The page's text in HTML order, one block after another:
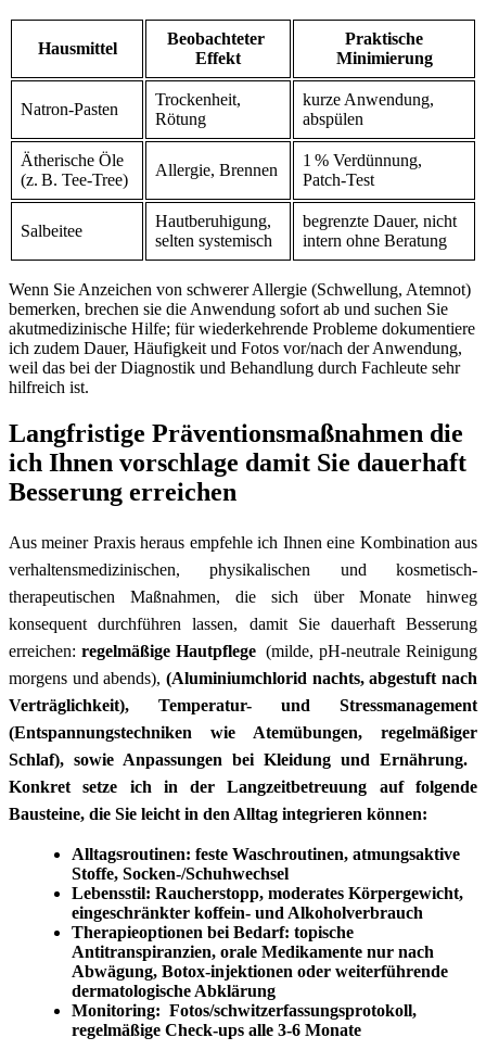
Hausmittel
Beobachteter ​
Effekt
Praktische
‌Minimierung
Natron‑Pasten
Trockenheit,
⁤Rötung
kurze Anwendung,
abspülen
Ätherische ⁣Öle‍
(z. B.‍ Tee‑Tree)
Allergie, ⁤Brennen
1 % Verdünnung,
Patch‑Test
Salbeitee
Hautberuhigung,
selten systemisch
begrenzte Dauer, nicht
intern ohne⁤ Beratung
Wenn​ Sie Anzeichen von schwerer Allergie (Schwellung, Atemnot)
bemerken, brechen ⁢sie die Anwendung sofort ab⁤ und suchen Sie
akutmedizinische Hilfe; ​für wiederkehrende Probleme dokumentiere
ich zudem Dauer, Häufigkeit und Fotos vor/nach‌ der Anwendung,
‍weil das‌ bei der Diagnostik und Behandlung durch Fachleute sehr
hilfreich ⁤ist.
Langfristige Präventionsmaßnahmen die
ich ⁣Ihnen vorschlage‍ damit Sie dauerhaft
Besserung ‌erreichen
Aus meiner ​Praxis heraus empfehle ich Ihnen eine Kombination aus
verhaltensmedizinischen, physikalischen und kosmetisch-
therapeutischen ​Maßnahmen, die sich über ​Monate hinweg
konsequent durchführen lassen, damit Sie dauerhaft Besserung
erreichen:⁢ regelmäßige Hautpflege​ (milde, pH-neutrale Reinigung
morgens und abends),‌ (Aluminiumchlorid ‌nachts, ‌abgestuft nach
⁣Verträglichkeit), Temperatur- und⁣ Stressmanagement
(Entspannungstechniken wie Atemübungen,⁤ regelmäßiger
Schlaf), sowie Anpassungen bei ⁢Kleidung und Ernährung. ​
Konkret ​setze ich in der Langzeitbetreuung auf folgende
Bausteine, die Sie ⁤leicht in ⁤den Alltag integrieren können:
Alltagsroutinen: ‌feste⁤ Waschroutinen, atmungsaktive
‍Stoffe, Socken-/Schuhwechsel
Lebensstil: ⁢Raucherstopp, ​moderates Körpergewicht,⁢
eingeschränkter koffein- und Alkoholverbrauch
Therapieoptionen‍ bei Bedarf: topische‍
Antitranspiranzien, orale⁣ Medikamente‌ nur nach
Abwägung, Botox-injektionen oder weiterführende
dermatologische Abklärung
Monitoring: ⁢ Fotos/schwitzerfassungsprotokoll,
regelmäßige Check-ups⁣ alle ‍3-6 Monate